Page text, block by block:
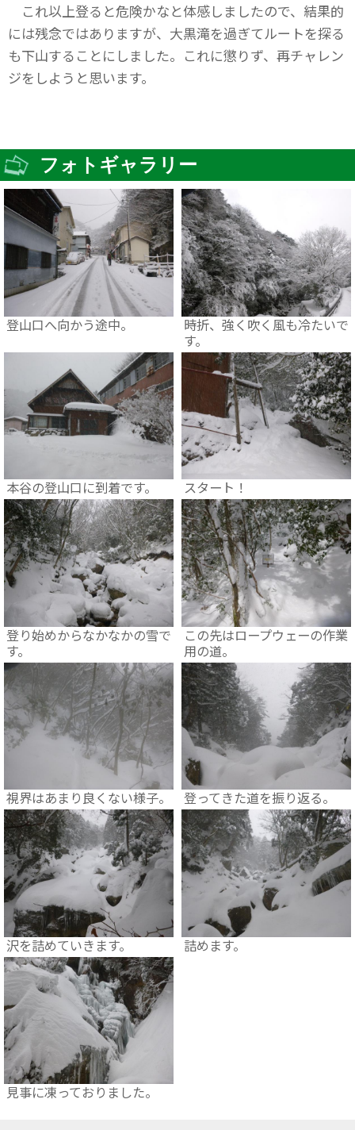
これ以上登ると危険かなと体感しましたので、結果的
には残念ではありますが、大黒滝を過ぎてルートを探る
も下山することにしました。これに懲りず、再チャレン
ジをしようと思います。
フォトギャラリー
登山口へ向かう途中。
時折、強く吹く風も冷たいで
す。
本谷の登山口に到着です。 スタート！
登り始めからなかなかの雪で
す。
この先はロープウェーの作業
用の道。
視界はあまり良くない様子。 登ってきた道を振り返る。
沢を詰めていきます。 詰めます。
見事に凍っておりました。